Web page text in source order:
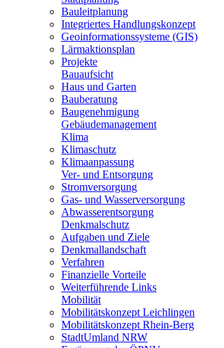
Bauleitplanung
Integriertes Handlungskonzept
Geoinformationssysteme (GIS)
Lärmaktionsplan
Projekte
Bauaufsicht
Haus und Garten
Bauberatung
Baugenehmigung
Gebäudemanagement
Klima
Klimaschutz
Klimaanpassung
Ver- und Entsorgung
Stromversorgung
Gas- und Wasserversorgung
Abwasserentsorgung
Denkmalschutz
Aufgaben und Ziele
Denkmallandschaft
Verfahren
Finanzielle Vorteile
Weiterführende Links
Mobilität
Mobilitätskonzept Leichlingen
Mobilitätskonzept Rhein-Berg
StadtUmland NRW